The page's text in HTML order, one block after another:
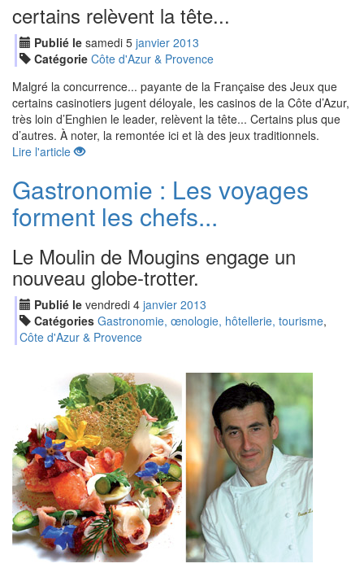
certains relèvent la tête...
Publié le samedi 5 janvier 2013
Catégorie Côte d'Azur & Provence
Malgré la concurrence... payante de la Française des Jeux que
certains casinotiers jugent déloyale, les casinos de la Côte d’Azur,
très loin d’Enghien le leader, relèvent la tête... Certains plus que
d’autres. À noter, la remontée ici et là des jeux traditionnels.
Lire l'article
Gastronomie : Les voyages
forment les chefs...
Le Moulin de Mougins engage un
nouveau globe-trotter.
Publié le vendredi 4 janvier 2013
Catégories Gastronomie, œnologie, hôtellerie, tourisme,
Côte d'Azur & Provence